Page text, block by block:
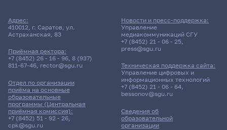
Адрес:
410012, г. Саратов, ул.
Астраханская, 83
Приёмная ректора:
+7 (8452) 26 - 16 - 96, 8 (937)
811-67-46, rector@sgu.ru
Отдел по организации
приёма на основные
образовательные
программы (Центральная
приёмная комиссия):
+7 (8452) 51 - 92 - 26,
cpk@sgu.ru
Сведения об
образовательной
организации
Новости и пресс-поддержка:
Управление
медиакоммуникаций СГУ
+7 (8452) 21 - 06 - 25,
press@sgu.ru
Техническая поддержка сайта:
Управление цифровых и
информационных технологий
+7 (8452) 21 - 06 - 64,
bessonov@sgu.ru